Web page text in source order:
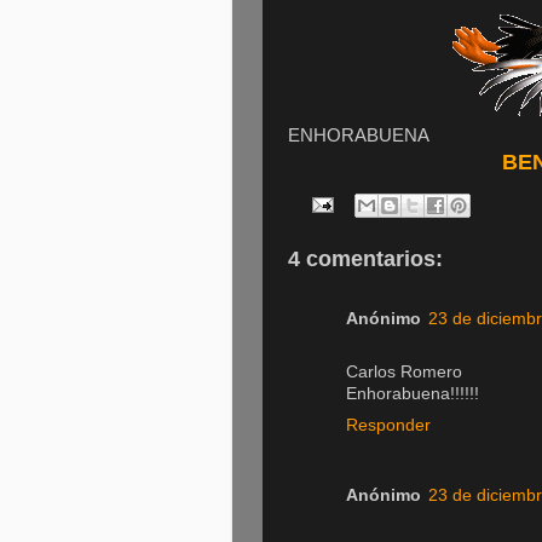
ENHORABUENA
4 comentarios:
Anónimo 23 de
Carlos Romero
Enhorabuena!!!!!!
Responder
Anónimo 23 de